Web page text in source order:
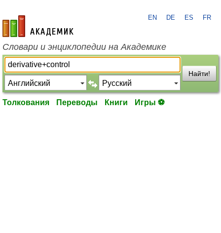
academic.ru
EN DE ES FR
Словари и энциклопедии на Академике
Найти!
Толкования Переводы Книги Игры ⚽